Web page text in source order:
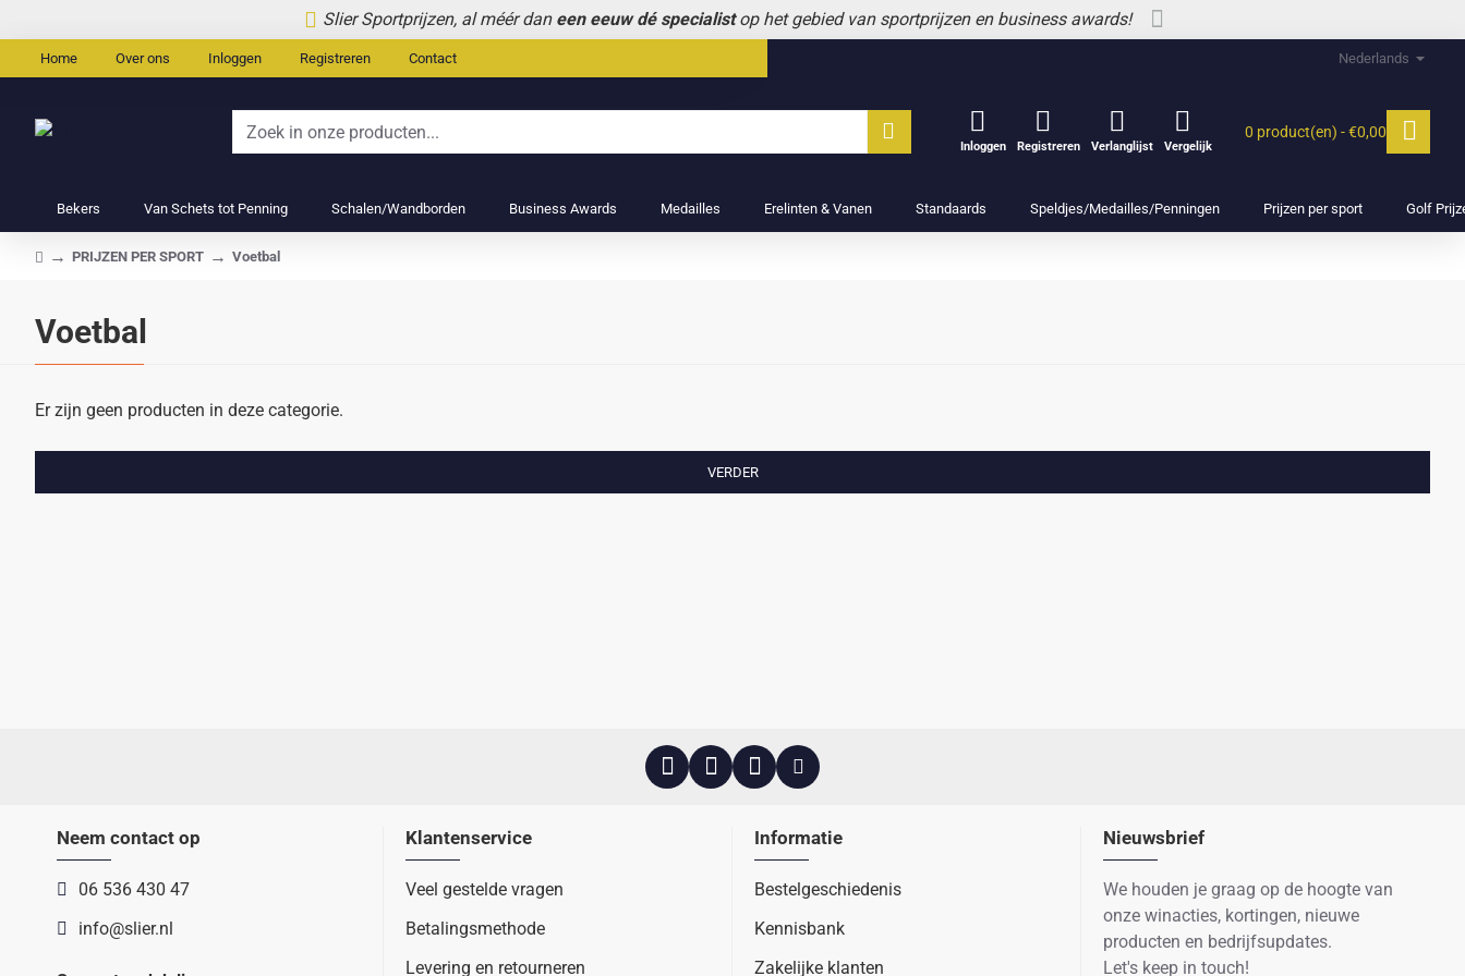
Slier Sportprijzen, al méér dan een eeuw dé specialistop het gebied van sportprijzen en business awards!
Home Over ons Inloggen Registreren Contact Nederlands
Zoek
producten...
Inloggen Registreren Verlanglijst Vergelijk
0 product(en) - €0,00
Bekers Van Schets tot Penning Schalen/Wandborden Business Awards Medailles Erelinten & Vanen Standaards Speldjes/Medailles/Penningen Prijzen per sport Golf
Voetbal
PRIJZEN PER SPORT Voetbal
Er zijn geen producten in deze categorie.
VERDER
Neem contact op
06 536 430 47
info@slier.nl
Klantenservice
Veel gestelde vragen
Betalingsmethode
Levering en retourneren
Informatie
Bestelgeschiedenis
Kennisbank
Zakelijke klanten
Nieuwsbrief
We houden je graag op de hoogte van
onze winacties, kortingen, nieuwe
producten en bedrijfsupdates.
Let's keep in touch!